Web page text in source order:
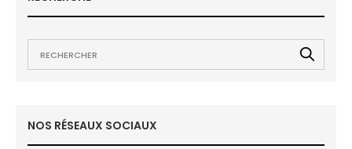
NOS RÉSEAUX SOCIAUX